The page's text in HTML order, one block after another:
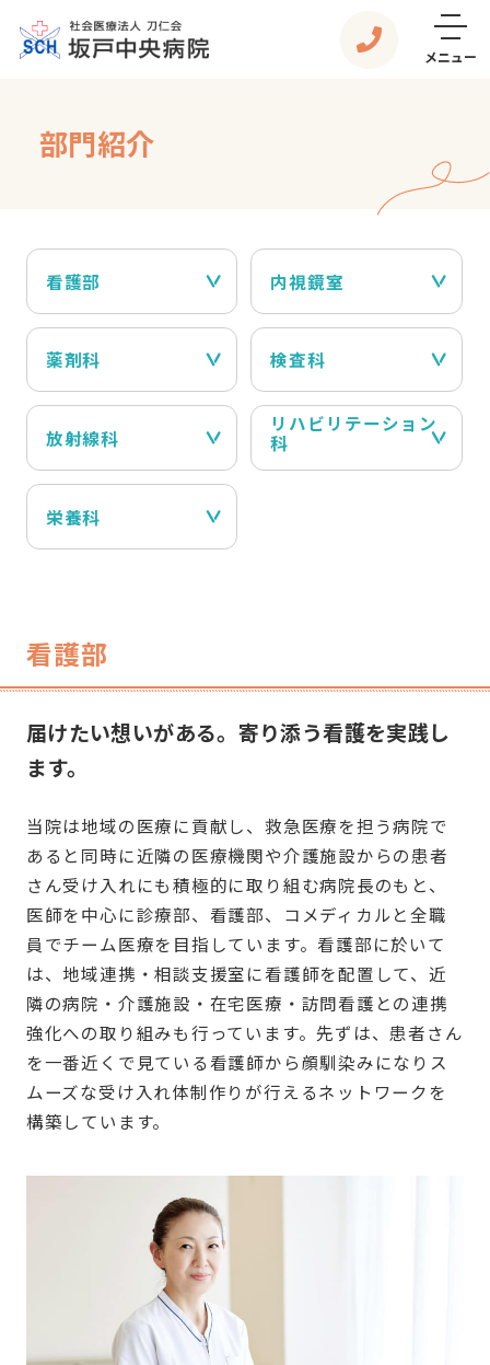
メニュー
部門紹介
看護部 内視鏡室
薬剤科 検査科
放射線科
リハビリテーション
科
栄養科
看護部
届けたい想いがある。寄り添う看護を実践し
ます。
当院は地域の医療に貢献し、救急医療を担う病院で
あると同時に近隣の医療機関や介護施設からの患者
さん受け入れにも積極的に取り組む病院長のもと、
医師を中心に診療部、看護部、コメディカルと全職
員でチーム医療を目指しています。看護部に於いて
は、地域連携・相談支援室に看護師を配置して、近
隣の病院・介護施設・在宅医療・訪問看護との連携
強化への取り組みも行っています。先ずは、患者さん
を一番近くで見ている看護師から顔馴染みになりス
ムーズな受け入れ体制作りが行えるネットワークを
構築しています。